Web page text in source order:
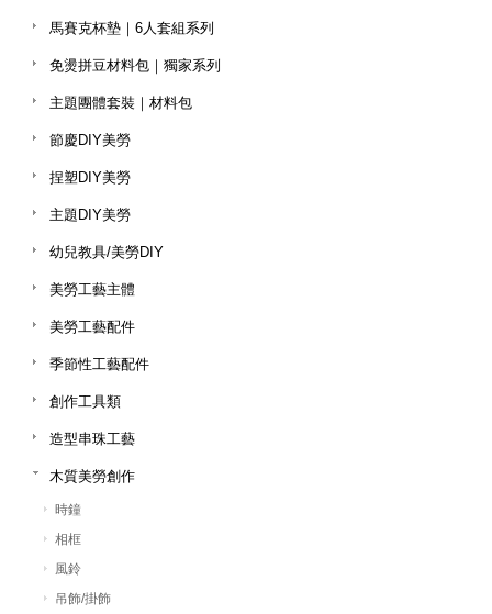
馬賽克杯墊｜6人套組系列
免燙拼豆材料包｜獨家系列
主題團體套裝｜材料包
節慶DIY美勞
捏塑DIY美勞
主題DIY美勞
幼兒教具/美勞DIY
美勞工藝主體
美勞工藝配件
季節性工藝配件
創作工具類
造型串珠工藝
木質美勞創作
時鐘
相框
風鈴
吊飾/掛飾